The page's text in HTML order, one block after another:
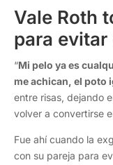
Vale Roth
para
“Mi pelo ya es
me achican, el poto
entre risas, dejando
volver a convertirse
Fue ahí cuando la
con su pareja para